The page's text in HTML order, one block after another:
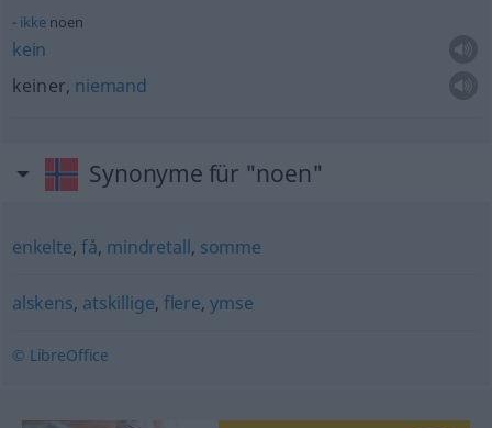
ikkenoen
kein
keiner, niemand
Synonyme für "noen"
enkelte,få, mindretall, somme
alskens, atskillige, flere,ymse
© LibreOffice